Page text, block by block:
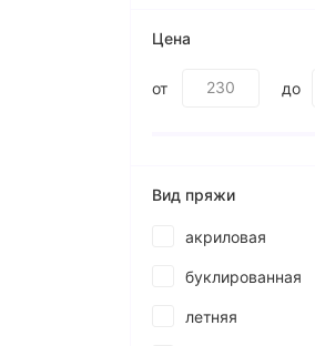
Цена
от до
Вид пряжи
акриловая
буклированная
летняя